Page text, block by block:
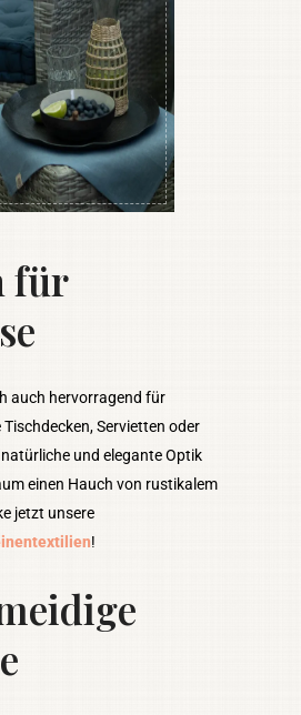
für
auch hervorragend für
Servietten oder
und elegante Optik
einen Hauch von rustikalem
jetzt unsere
!